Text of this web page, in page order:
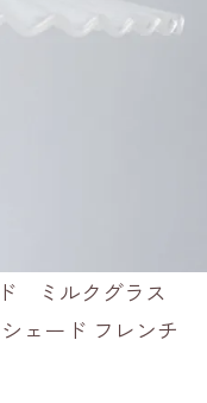
ミルクグラス
ェード フレンチ